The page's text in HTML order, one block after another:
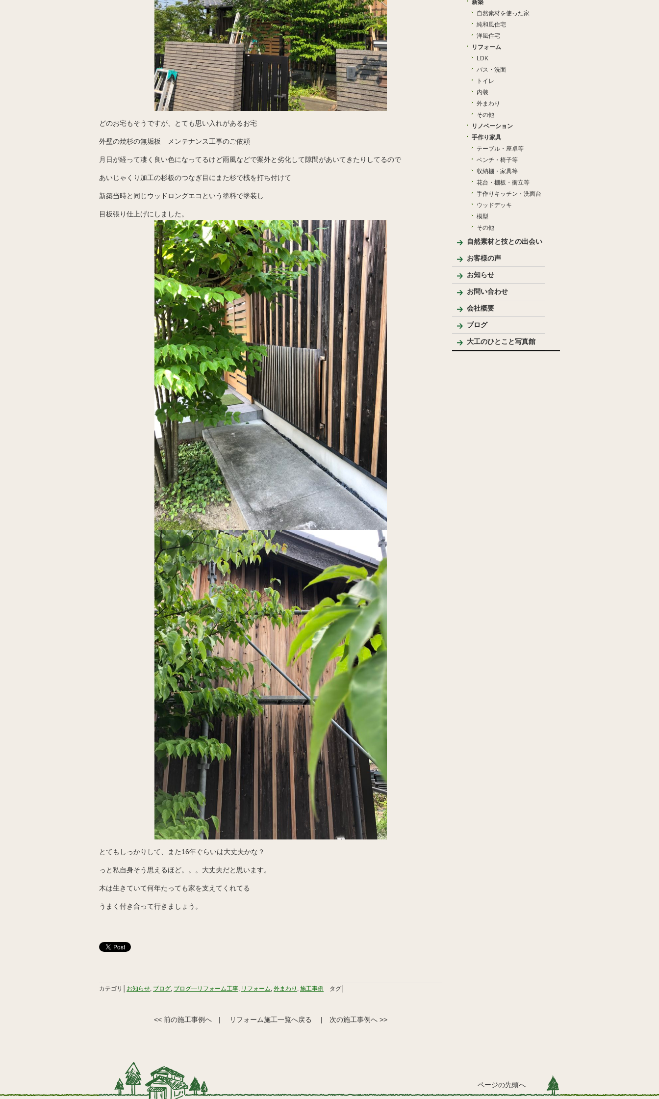
どのお宅もそうですが、とても思い入れがあるお宅
外壁の焼杉の無垢板 メンテナンス工事のご依頼
月日が経って凄く良い色になってるけど雨風などで案外と劣化して隙間があいてきたりしてるので
あいじゃくり加工の杉板のつなぎ目にまた杉で桟を打ち付けて
新築当時と同じウッドロングエコという塗料で塗装し
目板張り仕上げにしました。
とてもしっかりして、また16年ぐらいは大丈夫かな？
っと私自身そう思えるほど。。。大丈夫だと思います。
木は生きていて何年たっても家を支えてくれてる
うまく付き合って行きましょう。
カテゴリ│ お知らせ, ブログ, ブログ―リフォーム工事, リフォーム, 外まわり , 施工事例 タグ│
<< 前の施工事例へ | リフォーム施工一覧へ戻る | 次の施工事例へ >>
新築
自然素材を使った家
純和風住宅
洋風住宅
リフォーム
LDK
バス・洗面
トイレ
内装
外まわり
その他
リノベーション
手作り家具
テーブル・座卓等
ベンチ・椅子等
収納棚・家具等
花台・棚板・衝立等
手作りキッチン・洗面台
ウッドデッキ
模型
その他
自然素材と技との出会い
お客様の声
お知らせ
お問い合わせ
会社概要
代表プロフィール
ブログ
大工のひとこと写真館
ページの先頭へ